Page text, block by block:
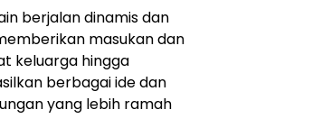
berjalan dinamis dan
masukan dan
keluarga hingga
berbagai ide dan
yang lebih ramah